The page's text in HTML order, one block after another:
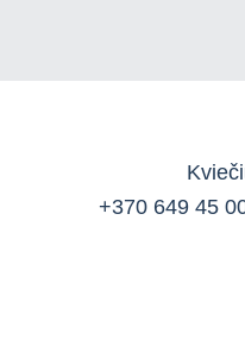
+370 649 45